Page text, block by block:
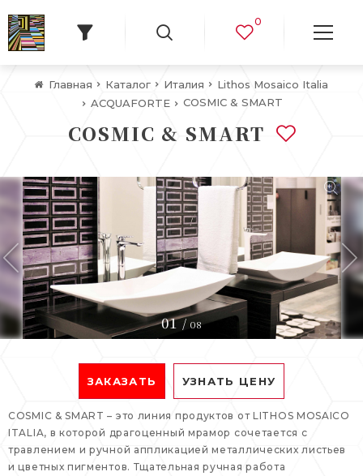
0
Главная Каталог Италия
Lithos Mosaico Italia
ACQUAFORTE
COSMIC & SMART
COSMIC & SMART
01 / 08
ЗАКАЗАТЬ УЗНАТЬ ЦЕНУ
COSMIC & SMART – это линия продуктов от LITHOS MOSAICO
ITALIA, в которой драгоценный мрамор сочетается с
травлением и ручной аппликацией металлических листьев
и цветных пигментов. Тщательная ручная работа